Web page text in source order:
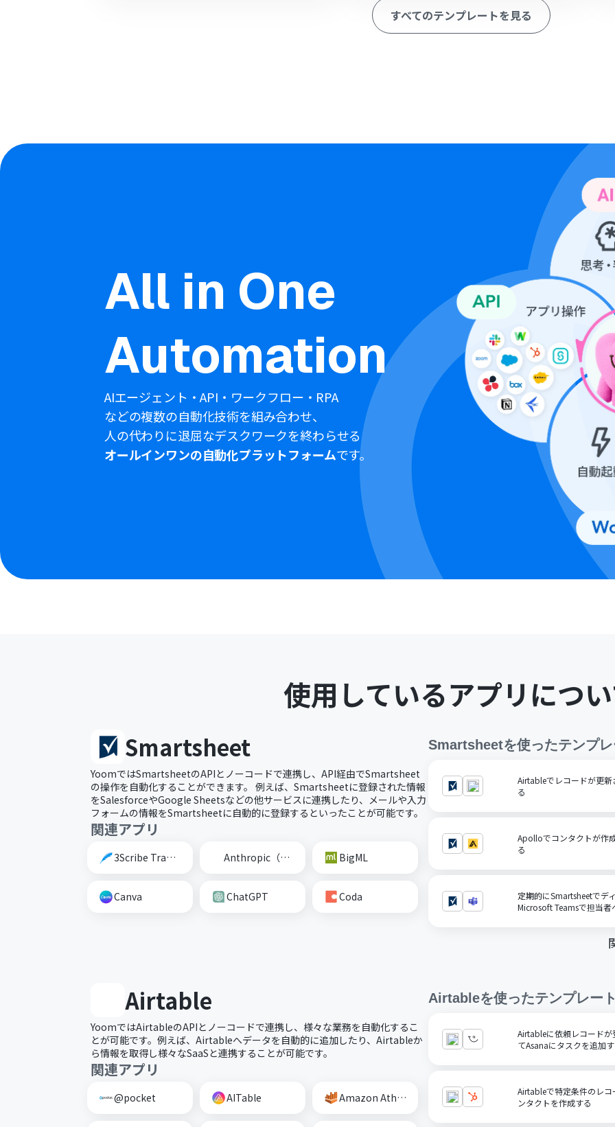
すべてのテンプレートを見る
All in One
Automation
AIエージェント・API・ワークフロー・RPA
などの複数の自動化技術を組み合わせ、
人の代わりに退屈なデスクワークを終わらせる
オールインワンの自動化プラットフォームです。
使用しているアプリにつ
Smartsheet
YoomではSmartsheetのAPIとノーコードで連携し、API経由でSmartsheet
の操作を自動化することができます。 例えば、Smartsheetに登録された情報
をSalesforceやGoogle Sheetsなどの他サービスに連携したり、メールや入力
フォームの情報をSmartsheetに自動的に登録するといったことが可能です。
関連アプリ
3Scribe Transcription Anthropic（Claude） BigML
Canva ChatGPT Coda
Smartsheetを使ったテンプ
Airtableでレコードが更
る
Apolloでコンタクトが作
る
定期的にSmartsheetでデ
Microsoft Teamsで担当者
Airtable
YoomではAirtableのAPIとノーコードで連携し、様々な業務を自動化するこ
とが可能です。例えば、Airtableへデータを自動的に追加したり、Airtableか
ら情報を取得し様々なSaaSと連携することが可能です。
関連アプリ
@pocket AITable Amazon Athena
Airtableを使ったテンプレー
Airtableに依頼レコード
てAsanaにタスクを追加
Airtableで特定条件のレ
ンタクトを作成する